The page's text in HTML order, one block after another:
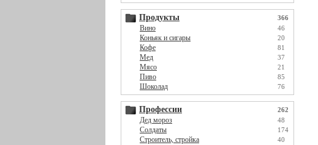
Продукты 366
Вино 46
Коньяк и сигары 20
Кофе 81
Мед 37
Мясо 21
Пиво 85
Шоколад 76
Профессии 262
Дед мороз 48
Солдаты 174
Строитель, стройка 40